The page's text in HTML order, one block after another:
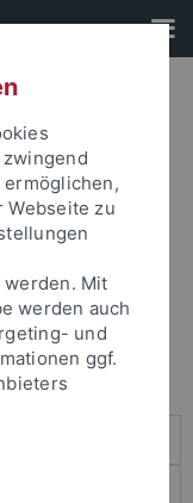
an um sich
Webseite zu
Mit
werden auch
und
ggf.